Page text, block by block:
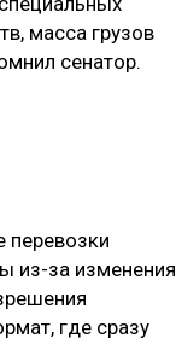
масса грузов
сенатор.
перевозки
из-за изменения
где сразу